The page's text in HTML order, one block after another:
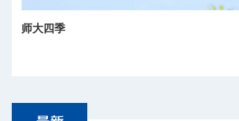
师大四季